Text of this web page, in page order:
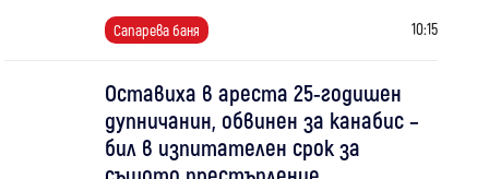
Сапарева баня 10:15
Оставиха в ареста 25-годишен
дупничанин, обвинен за канабис –
бил в изпитателен срок за